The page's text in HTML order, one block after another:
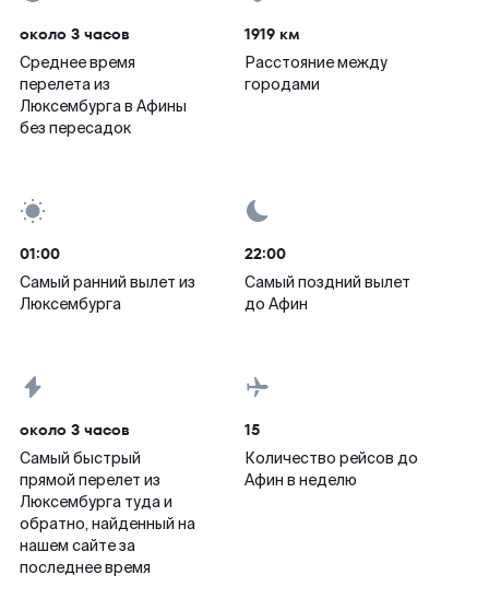
около 3 часов
Среднее время
перелета из
Люксембурга в Афины
без пересадок
1919 км
Расстояние между
городами
01:00
Самый ранний вылет из
Люксембурга
22:00
Самый поздний вылет
до Афин
около 3 часов
Самый быстрый
прямой перелет из
Люксембурга туда и
обратно, найденный на
нашем сайте за
последнее время
15
Количество рейсов до
Афин в неделю